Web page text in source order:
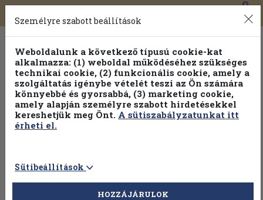
Toggle
navigation
0
Vissza az előző oldalra
Személyre szabott beállítások
Weboldalunk a következő típusú cookie-kat
alkalmazza: (1) weboldal működéséhez szükséges
technikai cookie, (2) funkcionális cookie, amely a
szolgáltatás igénybe vételét teszi az Ön számára
könnyebbé és gyorsabbá, (3) marketing cookie,
amely alapján személyre szabott hirdetésekkel
kereshetjük meg Önt. A sütiszabályzatunkat itt
érheti el.
Sütibeállítások
HOZZÁJÁRULOK